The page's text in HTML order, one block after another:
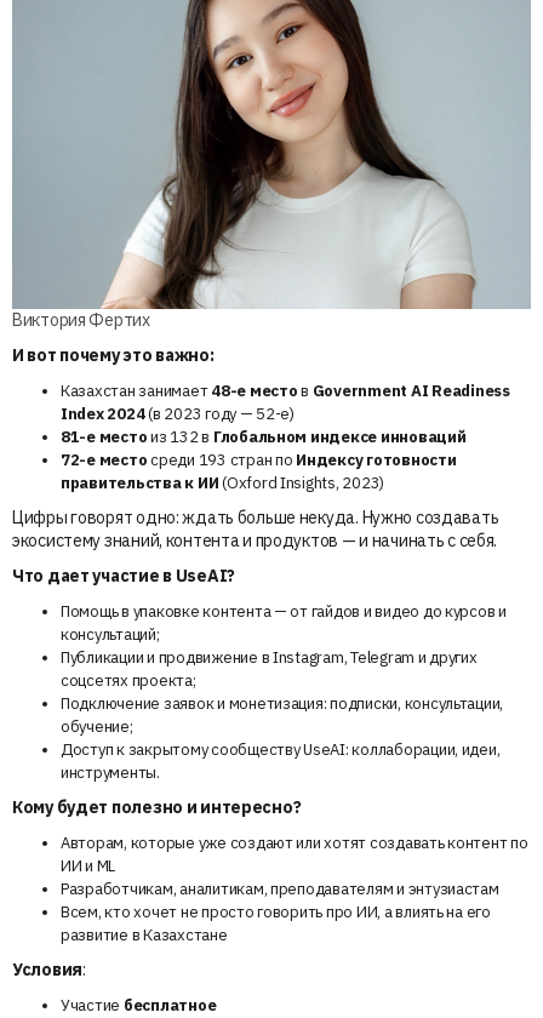
Виктория Фертих
И вот почему это важно:
Казахстан занимает48-е местов Government AI Readiness
Index 2024(в 2023 году — 52-е)
81-е местоиз 132 в Глобальном индексе инноваций
72-е местосреди 193 стран по Индексу готовности
правительства к ИИ(Oxford Insights, 2023)
Цифры говорят одно: ждать больше некуда. Нужно создавать
экосистему знаний, контента и продуктов — и начинать с себя.
Что дает участие в UseAI?
Помощь в упаковке контента — от гайдов и видео до курсов и
консультаций;
Публикации и продвижение в Instagram, Telegram и других
соцсетях проекта;
Подключение заявок и монетизация: подписки, консультации,
обучение;
Доступ к закрытому сообществу UseAI: коллаборации, идеи,
инструменты.
Кому будет полезно и интересно?
Авторам, которые уже создают или хотят создавать контент по
ИИ и ML
Разработчикам, аналитикам, преподавателям и энтузиастам
Всем, кто хочет не просто говорить про ИИ, а влиять на его
развитие в Казахстане
Условия:
Участие бесплатное